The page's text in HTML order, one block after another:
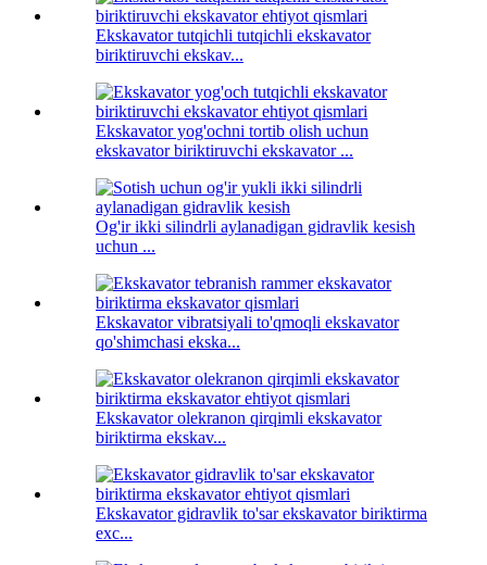
Ekskavator tutqichli tutqichli ekskavator
biriktiruvchi ekskav...
Ekskavator yog'ochni tortib olish uchun
ekskavator biriktiruvchi ekskavator ...
Og'ir ikki silindrli aylanadigan gidravlik kesish
uchun ...
Ekskavator vibratsiyali to'qmoqli ekskavator
qo'shimchasi ekska...
Ekskavator olekranon qirqimli ekskavator
biriktirma ekskav...
Ekskavator gidravlik to'sar ekskavator biriktirma
exc...